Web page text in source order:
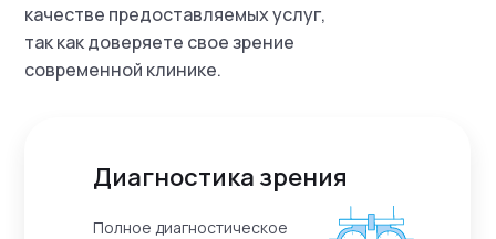
качестве предоставляемых услуг,
так как доверяете свое зрение
современной клинике.
Диагностика зрения
Полное диагностическое